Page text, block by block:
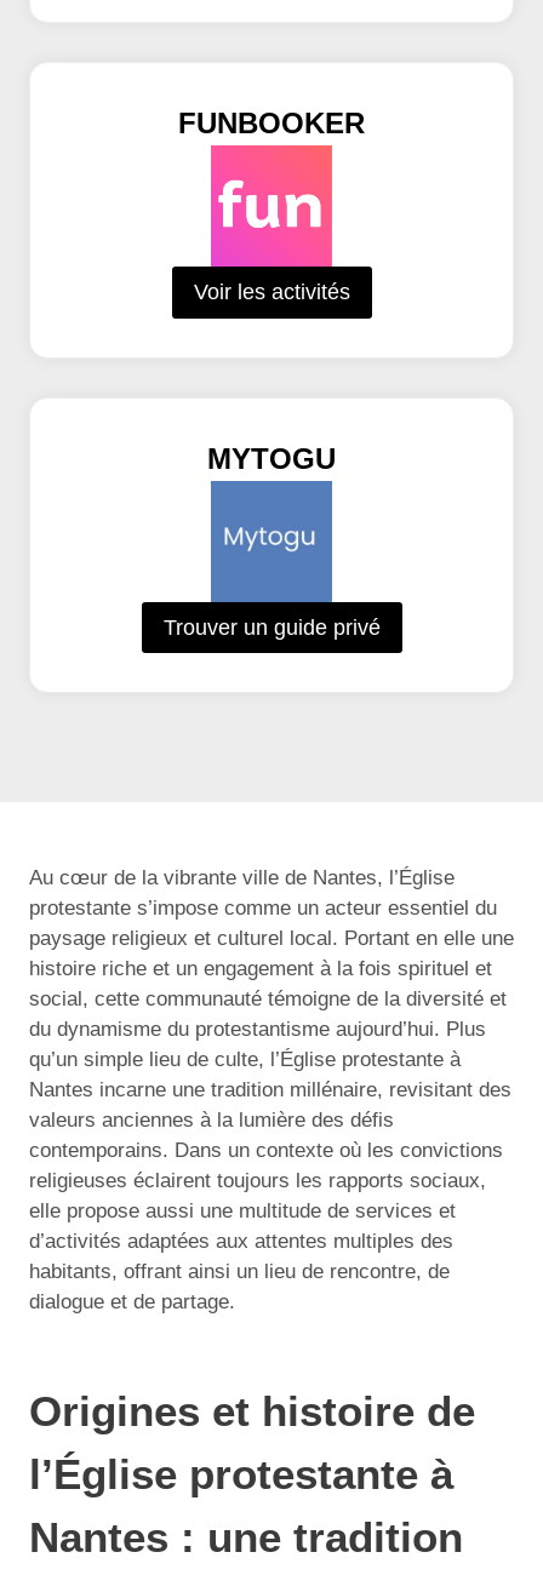
FUNBOOKER
Voir les activités
MYTOGU
Trouver un guide privé
Au cœur de la vibrante ville de Nantes, l’Église
protestante s’impose comme un acteur essentiel du
paysage religieux et culturel local. Portant en elle une
histoire riche et un engagement à la fois spirituel et
social, cette communauté témoigne de la diversité et
du dynamisme du protestantisme aujourd’hui. Plus
qu’un simple lieu de culte, l’Église protestante à
Nantes incarne une tradition millénaire, revisitant des
valeurs anciennes à la lumière des défis
contemporains. Dans un contexte où les convictions
religieuses éclairent toujours les rapports sociaux,
elle propose aussi une multitude de services et
d’activités adaptées aux attentes multiples des
habitants, offrant ainsi un lieu de rencontre, de
dialogue et de partage.
Origines et histoire de
l’Église protestante à
Nantes : une tradition